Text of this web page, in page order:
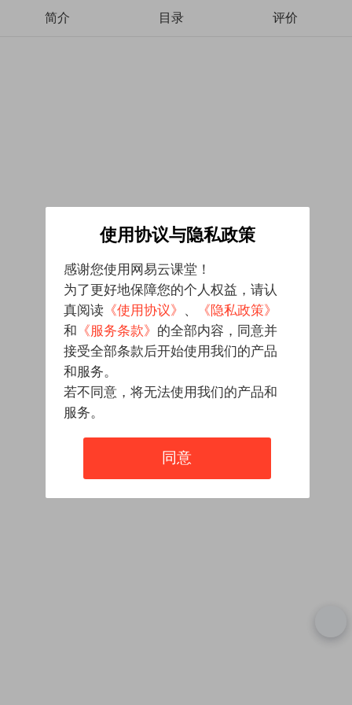
简介 目录 评价
使用协议与隐私政策
感谢您使用网易云课堂！
为了更好地保障您的个人权益，请认
真阅读 《使用协议》 、
《隐私政策》
和 《服务条款》 的全部内容，同意并
接受全部条款后开始使用我们的产品
和服务。
若不同意，将无法使用我们的产品和
服务。
同意